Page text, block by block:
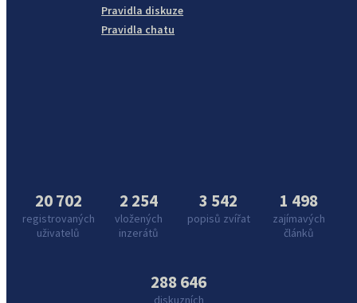
Pravidla diskuze
Pravidla chatu
20 702
registrovaných
uživatelů
2 254
vložených
inzerátů
3 542
popisů zvířat
1 498
zajímavých
článků
288 646
diskuzních